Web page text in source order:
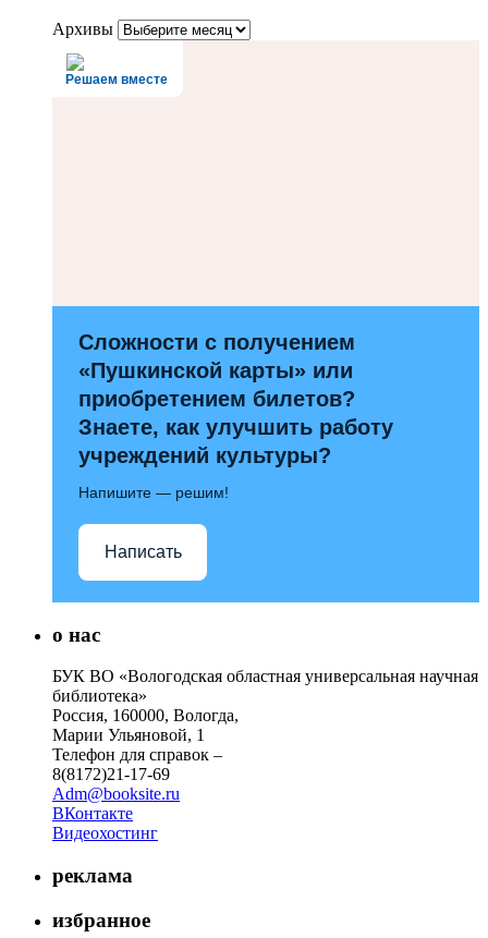
Архивы
Решаем вместе
Сложности с получением
«Пушкинской карты» или
приобретением билетов?
Знаете, как улучшить работу
учреждений культуры?
Напишите — решим!
Написать
о нас
БУК ВО «Вологодская областная универсальная научная
библиотека»
Россия, 160000, Вологда,
Марии Ульяновой, 1
Телефон для справок –
8(8172)21-17-69
Adm@booksite.ru
ВКонтакте
Видеохостинг
реклама
избранное